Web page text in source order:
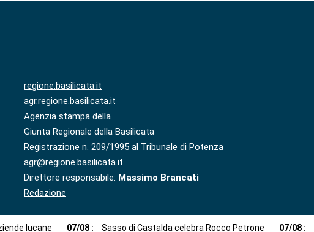
regione.basilicata.it
agr.regione.basilicata.it
Agenzia stampa della
Giunta Regionale della Basilicata
Registrazione n. 209/1995 al Tribunale di Potenza
agr@regione.basilicata.it
Direttore responsabile: Massimo Brancati
Redazione
lucane 07/08 : Sasso di Castalda celebra Rocco Petrone 07/08 :